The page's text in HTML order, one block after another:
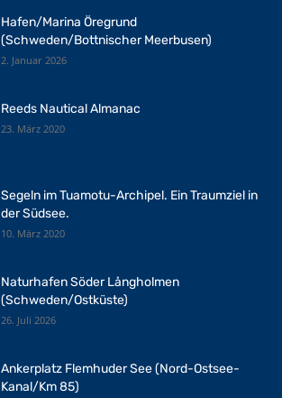
Hafen/Marina Öregrund
(Schweden/Bottnischer Meerbusen)
2. Januar 2026
Reeds Nautical Almanac
23. März 2020
Segeln im Tuamotu-Archipel. Ein Traumziel in
der Südsee.
10. März 2020
Naturhafen Söder Långholmen
(Schweden/Ostküste)
26. Juli 2026
Ankerplatz Flemhuder See (Nord-Ostsee-
Kanal/Km 85)